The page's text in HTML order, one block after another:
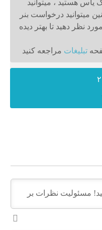
هستید ، میتوانید
میتوانید درخواست بنر
نظر دهید تا بهتر دیده
تبلیغات مراجعه کنید